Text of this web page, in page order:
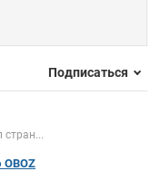
Подписаться
стран...
OBOZ